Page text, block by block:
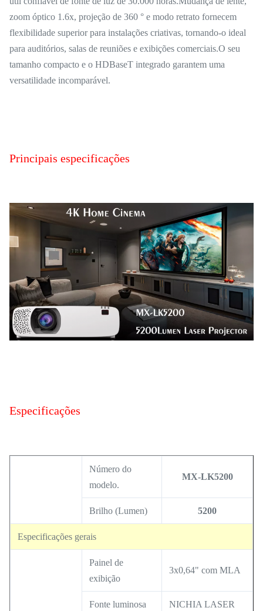
zoom óptico 1.6x, projeção de 360 ° e modo retrato fornecem
flexibilidade superior para instalações criativas, tornando-o ideal
para auditórios, salas de reuniões e exibições comerciais.O seu
tamanho compacto e o HDBaseT integrado garantem uma
versatilidade incomparável.
Principais especificações
Especificações
Número do
modelo.
MX-LK5200
Brilho (Lumen) 5200
Especificações gerais
Painel de
exibição
3x0,64" com MLA
Fonte luminosa NICHIA LASER